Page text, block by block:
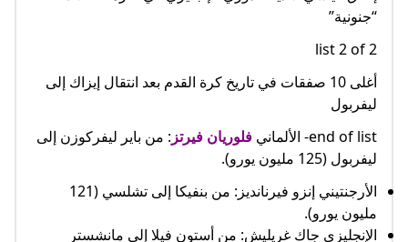
“جنونية”
list 2 of 2
أغلى 10 صفقات في تاريخ كرة القدم بعد انتقال إيزاك إلى
ليفربول
end of list- الألماني
فلوريان فيرتز : من باير ليفركوزن إلى
ليفربول (125 مليون يورو).
الأرجنتيني إنزو فيرنانديز: من بنفيكا إلى تشلسي (121
مليون يورو).
الإنجليزي جاك غريليش: من أستون فيلا إلى مانشستر